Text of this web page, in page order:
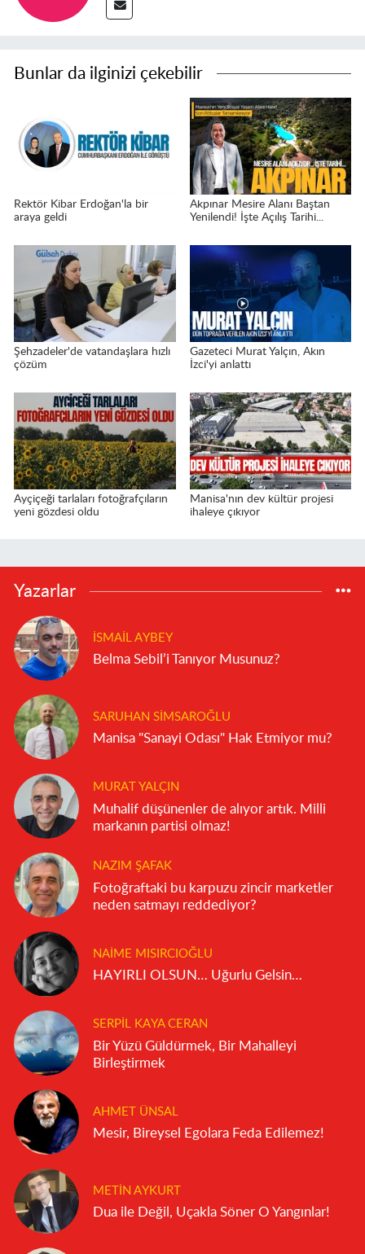
Bunlar da ilginizi çekebilir
Rektör Kibar Erdoğan'la bir
araya geldi
Akpınar Mesire Alanı Baştan
Yenilendi! İşte Açılış Tarihi...
Şehzadeler'de vatandaşlara hızlı
çözüm
Gazeteci Murat Yalçın, Akın
İzci'yi anlattı
Ayçiçeği tarlaları fotoğrafçıların
yeni gözdesi oldu
Manisa'nın dev kültür projesi
ihaleye çıkıyor
Yazarlar
İSMAIL AYBEY
Belma Sebil’i Tanıyor Musunuz?
SARUHAN SIMSAROĞLU
Manisa "Sanayi Odası" Hak Etmiyor mu?
MURAT YALÇIN
Muhalif düşünenler de alıyor artık. Milli
markanın partisi olmaz!
NAZIM ŞAFAK
Fotoğraftaki bu karpuzu zincir marketler
neden satmayı reddediyor?
NAIME MISIRCIOĞLU
HAYIRLI OLSUN… Uğurlu Gelsin…
SERPIL KAYA CERAN
Bir Yüzü Güldürmek, Bir Mahalleyi
Birleştirmek
AHMET ÜNSAL
Mesir, Bireysel Egolara Feda Edilemez!
METIN AYKURT
Dua ile Değil, Uçakla Söner O Yangınlar!